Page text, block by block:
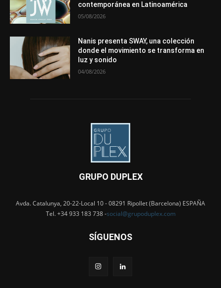
contemporánea en Latinoamérica
05/08/2026
Nanis presenta SWAY, una colección
donde el movimiento se transforma en
luz y sonido
04/08/2026
GRUPO DUPLEX
Avda. Catalunya, 20-22-Local 10 - 08291 Ripollet (Barcelona) ESPAÑA
Tel. +34 933 183 738 -social@grupoduplex.com
SÍGUENOS